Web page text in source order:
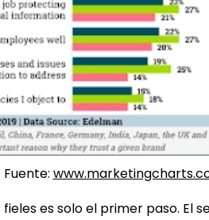
Fuente:
es solo el primer paso. El